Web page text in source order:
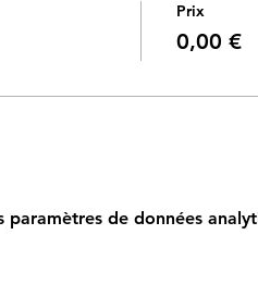
Prix
0,00 €
de données